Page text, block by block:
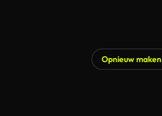
Opnieuw maken